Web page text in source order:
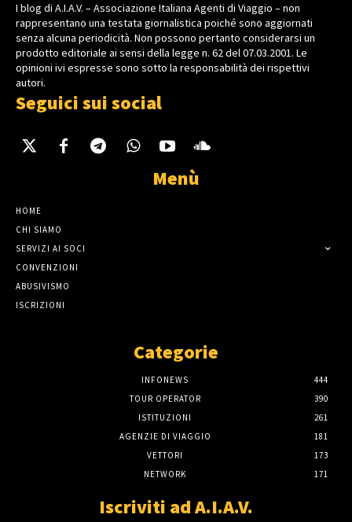
I blog di A.I.A.V. – Associazione Italiana Agenti di Viaggio – non
rappresentano una testata giornalistica poiché sono aggiornati
senza alcuna periodicità. Non possono pertanto considerarsi un
prodotto editoriale ai sensi della legge n. 62 del 07.03.2001. Le
opinioni ivi espresse sono sotto la responsabilità dei rispettivi
autori.
Seguici sui social
Menù
HOME
CHI SIAMO
SERVIZI AI SOCI
CONVENZIONI
ABUSIVISMO
ISCRIZIONI
Categorie
INFONEWS
444
TOUR OPERATOR
390
ISTITUZIONI
261
AGENZIE DI VIAGGIO
181
VETTORI
173
NETWORK
171
Iscriviti ad A.I.A.V.